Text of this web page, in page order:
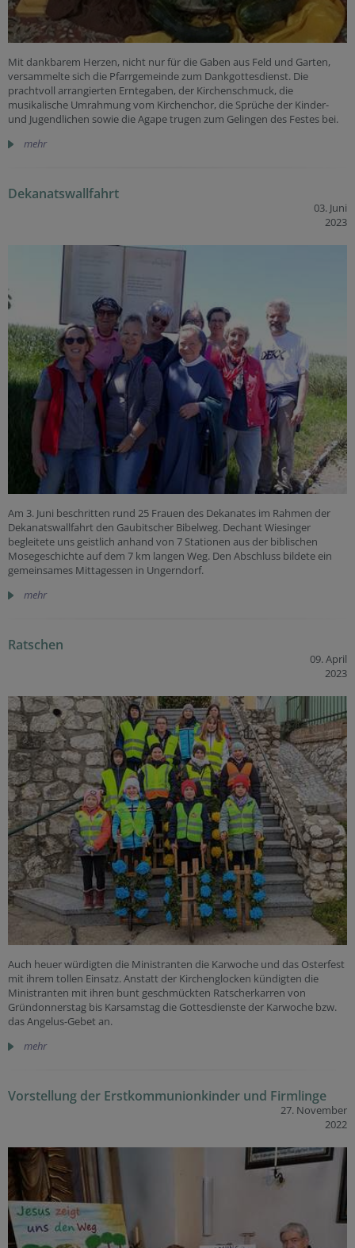
Mit dankbarem Herzen, nicht nur für die Gaben aus Feld und Garten,
versammelte sich die Pfarrgemeinde zum Dankgottesdienst. Die
prachtvoll arrangierten Erntegaben, der Kirchenschmuck, die
musikalische Umrahmung vom Kirchenchor, die Sprüche der Kinder-
und Jugendlichen sowie die Agape trugen zum Gelingen des Festes bei.
mehr
Dekanatswallfahrt
03. Juni
2023
Am 3. Juni beschritten rund 25 Frauen des Dekanates im Rahmen der
Dekanatswallfahrt den Gaubitscher Bibelweg. Dechant Wiesinger
begleitete uns geistlich anhand von 7 Stationen aus der biblischen
Mosegeschichte auf dem 7 km langen Weg. Den Abschluss bildete ein
gemeinsames Mittagessen in Ungerndorf.
mehr
Ratschen
09. April
2023
Auch heuer würdigten die Ministranten die Karwoche und das Osterfest
mit ihrem tollen Einsatz. Anstatt der Kirchenglocken kündigten die
Ministranten mit ihren bunt geschmückten Ratscherkarren von
Gründonnerstag bis Karsamstag die Gottesdienste der Karwoche bzw.
das Angelus-Gebet an.
mehr
Vorstellung der Erstkommunionkinder und Firmlinge
27. November
2022